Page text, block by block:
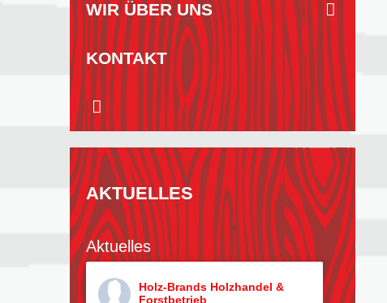
WIR ÜBER UNS
KONTAKT
AKTUELLES
Aktuelles
Holz-Brands Holzhandel &
Forstbetrieb